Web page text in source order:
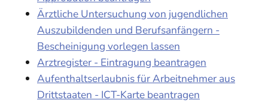
Ärztliche Untersuchung von jugendlichen
Auszubildenden und Berufsanfängern -
Bescheinigung vorlegen lassen
Arztregister - Eintragung beantragen
Aufenthaltserlaubnis für Arbeitnehmer aus
Drittstaaten - ICT-Karte beantragen